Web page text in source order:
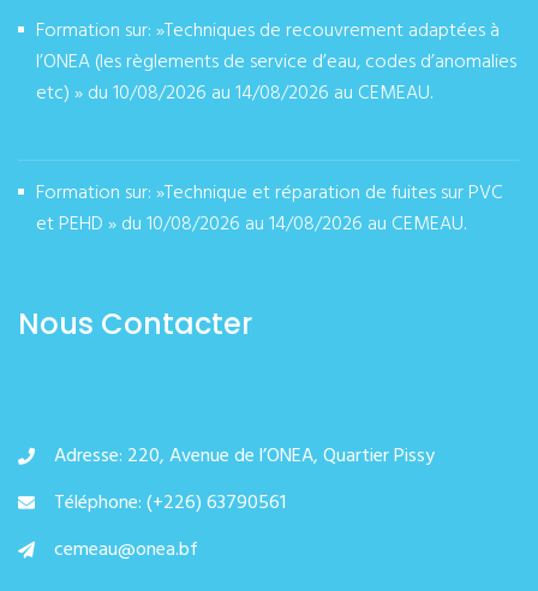
Formation sur: »Techniques de recouvrement adaptées à
l’ONEA (les règlements de service d’eau, codes d’anomalies
etc) » du 10/08/2026 au 14/08/2026 au CEMEAU.
Formation sur: »Technique et réparation de fuites sur PVC
et PEHD » du 10/08/2026 au 14/08/2026 au CEMEAU.
Nous Contacter
Adresse: 220, Avenue de l’ONEA, Quartier Pissy
Téléphone: (+226) 63790561
cemeau@onea.bf